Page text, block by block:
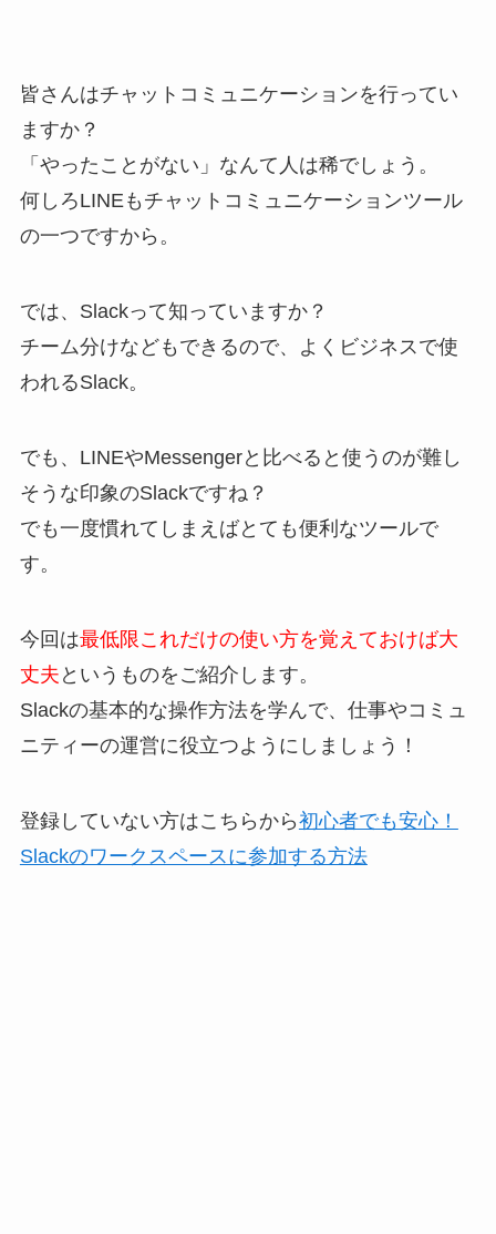
皆さんはチャットコミュニケーションを行ってい
ますか？
「やったことがない」なんて人は稀でしょう。
何しろLINEもチャットコミュニケーションツール
の一つですから。
では、Slackって知っていますか？
チーム分けなどもできるので、よくビジネスで使
われるSlack。
でも、LINEやMessengerと比べると使うのが難し
そうな印象のSlackですね？
でも一度慣れてしまえばとても便利なツールで
す。
今回は最低限これだけの使い方を覚えておけば大
丈夫 というものをご紹介します。
Slackの基本的な操作方法を学んで、仕事やコミュ
ニティーの運営に役立つようにしましょう！
登録していない方はこちらから初心者でも安心！
Slackのワークスペースに参加する方法